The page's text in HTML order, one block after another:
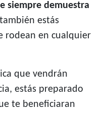
siempre demuestra
estás
rodean en cualquier
que vendrán
estás preparado
te beneficiaran